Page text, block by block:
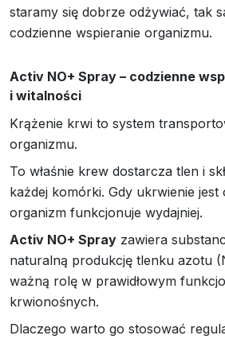
staramy się dobrze odżywiać, tak
codzienne wspieranie organizmu.
Activ NO+ Spray – codzienne
i witalności
Krążenie krwi to system
organizmu.
To właśnie krew dostarcza tlen i
każdej komórki. Gdy ukrwienie jest
organizm funkcjonuje wydajniej.
Activ NO+ Spray zawiera
naturalną produkcję tlenku azotu
ważną rolę w prawidłowym
krwionośnych.
Dlaczego warto go stosować